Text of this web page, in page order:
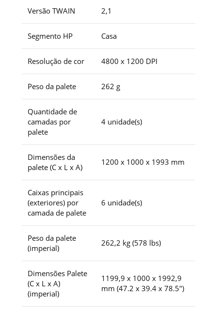
Versão TWAIN 2,1
Segmento HP Casa
Resolução de cor 4800 x 1200 DPI
Peso da palete 262 g
Quantidade de
camadas por
palete
4 unidade(s)
Dimensões da
palete (C x L x A)
1200 x 1000 x 1993 mm
Caixas principais
(exteriores) por
camada de palete
6 unidade(s)
Peso da palete
(imperial)
262,2 kg (578 lbs)
Dimensões Palete
(C x L x A)
(imperial)
1199,9 x 1000 x 1992,9
mm (47.2 x 39.4 x 78.5″)